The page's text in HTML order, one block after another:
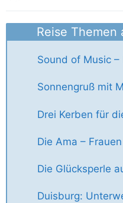
Reise Themen
Sound of Music
Sonnengruß mit
Drei Kerben für
Die Ama –
Die Glücksperle
Duisburg: